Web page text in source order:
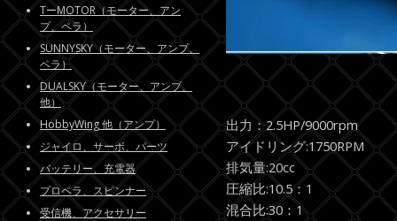
出力：2.5HP/9000rpm
アイドリング:1750RPM
排気量:20cc
圧縮比:10.5：1
混合比:30：1
TーMOTOR（モーター、アン
プ、ペラ）
SUNNYSKY（モーター、アンプ、
ペラ）
DUALSKY（モーター、アンプ、
他）
HobbyWing 他（アンプ）
ジャイロ、サーボ、パーツ
バッテリー、充電器
プロペラ、スピンナー
受信機、アクセサリー